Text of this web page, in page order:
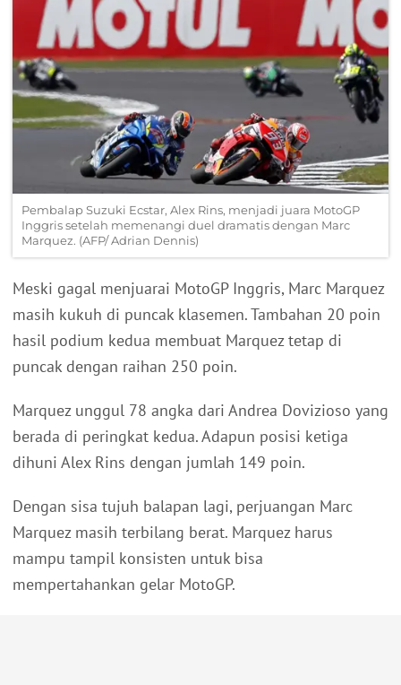
Pembalap Suzuki Ecstar, Alex Rins, menjadi juara MotoGP
Inggris setelah memenangi duel dramatis dengan Marc
Marquez. (AFP/ Adrian Dennis)
Meski gagal menjuarai MotoGP Inggris, Marc Marquez
masih kukuh di puncak klasemen. Tambahan 20 poin
hasil podium kedua membuat Marquez tetap di
puncak dengan raihan 250 poin.
Marquez unggul 78 angka dari Andrea Dovizioso yang
berada di peringkat kedua. Adapun posisi ketiga
dihuni Alex Rins dengan jumlah 149 poin.
Dengan sisa tujuh balapan lagi, perjuangan Marc
Marquez masih terbilang berat. Marquez harus
mampu tampil konsisten untuk bisa
mempertahankan gelar MotoGP.